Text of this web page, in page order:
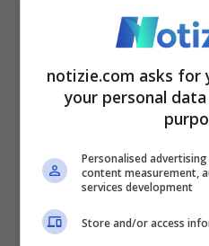
L’inno della
italiano: lo canta
notizie.com asks for
your personal
Personalised
content measurement,
services development
Store and/or access